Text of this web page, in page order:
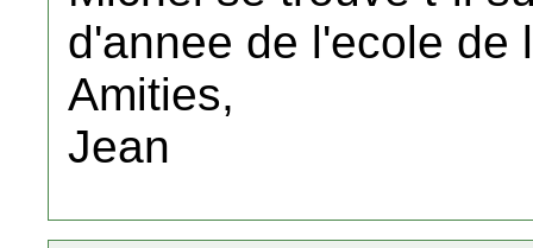
d'annee de l'ecole de
Amities,
Jean